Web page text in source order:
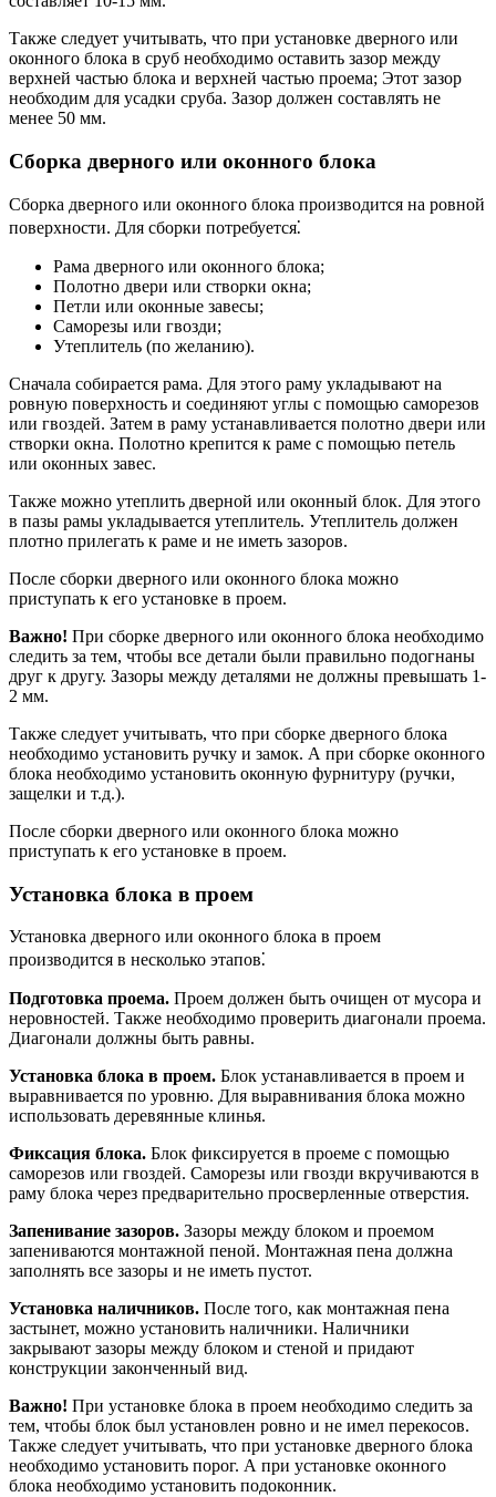
Также следует учитывать, что при установке дверного или
оконного блока в сруб необходимо оставить зазор между
верхней частью блока и верхней частью проема; Этот зазор
необходим для усадки сруба. Зазор должен составлять не
менее 50 мм.
Сборка дверного или оконного блока
Сборка дверного или оконного блока производится на ровной
поверхности. Для сборки потребуется⁚
Рама дверного или оконного блока;
Полотно двери или створки окна;
Петли или оконные завесы;
Саморезы или гвозди;
Утеплитель (по желанию).
Сначала собирается рама. Для этого раму укладывают на
ровную поверхность и соединяют углы с помощью саморезов
или гвоздей. Затем в раму устанавливается полотно двери или
створки окна. Полотно крепится к раме с помощью петель
или оконных завес.
Также можно утеплить дверной или оконный блок. Для этого
в пазы рамы укладывается утеплитель. Утеплитель должен
плотно прилегать к раме и не иметь зазоров.
После сборки дверного или оконного блока можно
приступать к его установке в проем.
Важно! При сборке дверного или оконного блока необходимо
следить за тем, чтобы все детали были правильно подогнаны
друг к другу. Зазоры между деталями не должны превышать 1-
2 мм.
Также следует учитывать, что при сборке дверного блока
необходимо установить ручку и замок. А при сборке оконного
блока необходимо установить оконную фурнитуру (ручки,
защелки и т.д.).
После сборки дверного или оконного блока можно
приступать к его установке в проем.
Установка блока в проем
Установка дверного или оконного блока в проем
производится в несколько этапов⁚
Подготовка проема. Проем должен быть очищен от мусора и
неровностей. Также необходимо проверить диагонали проема.
Диагонали должны быть равны.
Установка блока в проем. Блок устанавливается в проем и
выравнивается по уровню. Для выравнивания блока можно
использовать деревянные клинья.
Фиксация блока. Блок фиксируется в проеме с помощью
саморезов или гвоздей. Саморезы или гвозди вкручиваются в
раму блока через предварительно просверленные отверстия.
Запенивание зазоров. Зазоры между блоком и проемом
запениваются монтажной пеной. Монтажная пена должна
заполнять все зазоры и не иметь пустот.
Установка наличников. После того, как монтажная пена
застынет, можно установить наличники. Наличники
закрывают зазоры между блоком и стеной и придают
конструкции законченный вид.
Важно! При установке блока в проем необходимо следить за
тем, чтобы блок был установлен ровно и не имел перекосов.
Также следует учитывать, что при установке дверного блока
необходимо установить порог. А при установке оконного
блока необходимо установить подоконник.